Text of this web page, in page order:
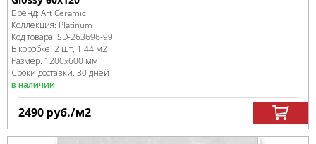
Бренд: Art Ceramic
Коллекция: Platinum
Код товара: SD-263696-99
В коробке: 2 шт, 1.44 м2
Размер: 1200x600 мм
Сроки доставки: 30 дней
в наличии
2490 руб./м2